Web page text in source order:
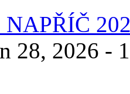
28, 2026 -